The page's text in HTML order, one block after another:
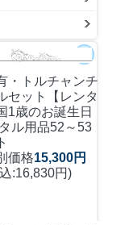
・トルチャンチ
セット
【レンタ
1歳のお誕生日
ル用品52～53
価格15,300円
:16,830円)